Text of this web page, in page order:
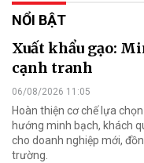
NỔI BẬT
Xuất khẩu gạo:
cạnh tranh
06/08/2026 11:05
Hoàn thiện cơ chế lựa
hướng minh bạch, khách
cho doanh nghiệp mới,
trường.